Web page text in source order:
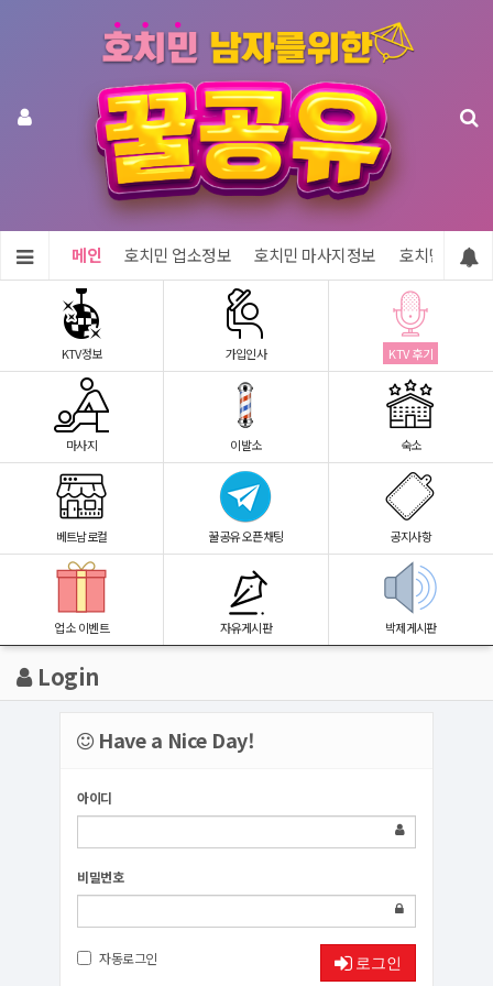
메인 호치민 업소정보 호치민 마사지정보 호치민 숙소
KTV정보 가입인사 KTV 후기
마사지 이발소 숙소
베트남로컬 꿀공유 오픈채팅 공지사항
업소 이벤트 자유게시판 박제게시판
Login
Have a Nice Day!
아이디
비밀번호
자동로그인 로그인